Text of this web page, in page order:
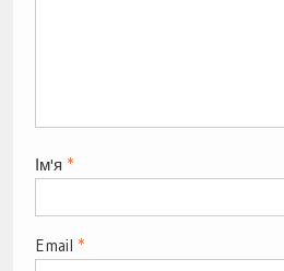
Ім'я *
Email *